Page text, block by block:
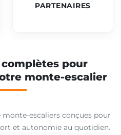
PARTENAIRES
pour
monte-escalier
escaliers conçues pour
et autonomie au quotidien.